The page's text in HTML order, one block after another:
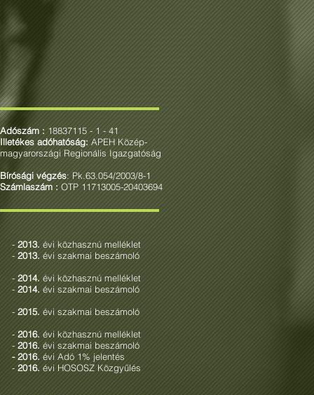
Adószám : 18837115 - 1 - 41
Illetékes adóhatóság: APEH Közép-
magyarországi Regionális Igazgatóság
Bírósági végzés: Pk.63.054/2003/8-1
Számlaszám : OTP 11713005-20403694
- 2013. évi közhasznú melléklet
- 2013. évi szakmai beszámoló
- 2014. évi közhasznú melléklet
- 2014. évi szakmai beszámoló
- 2015. évi szakmai beszámoló
- 2016. évi közhasznú melléklet
- 2016. évi szakmai beszámoló
- 2016. évi Adó 1% jelentés
- 2016. évi HOSOSZ Közgyűlés